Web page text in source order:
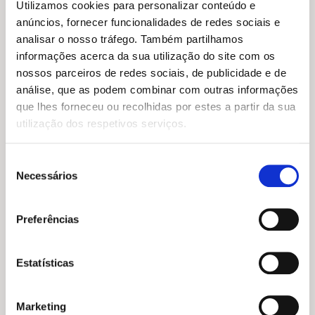
Utilizamos cookies para personalizar conteúdo e
anúncios, fornecer funcionalidades de redes sociais e
analisar o nosso tráfego. Também partilhamos
informações acerca da sua utilização do site com os
nossos parceiros de redes sociais, de publicidade e de
análise, que as podem combinar com outras informações
que lhes forneceu ou recolhidas por estes a partir da sua
utilização dos respetivos serviços.
Necessários
Preferências
Estatísticas
Marketing
preço
original
era:
€O
preço
atual
é:
500 Receitas para Bebés e
Crianças
R. Beverley Glock
17,55€O
preço
original
era:
15,80€O
preço
atual
é:
Deliciosamente Vegan
preço preço
500 Receitas: Tapas